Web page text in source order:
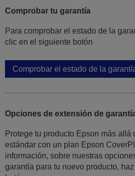
Comprobar tu garantía
Para comprobar el estado de la
clic en el siguiente botón
Comprobar el estado de la
Opciones de extensión de
Protege tu producto Epson más allá
estándar con un plan Epson
información, sobre nuestras
garantía para tu nuevo producto,